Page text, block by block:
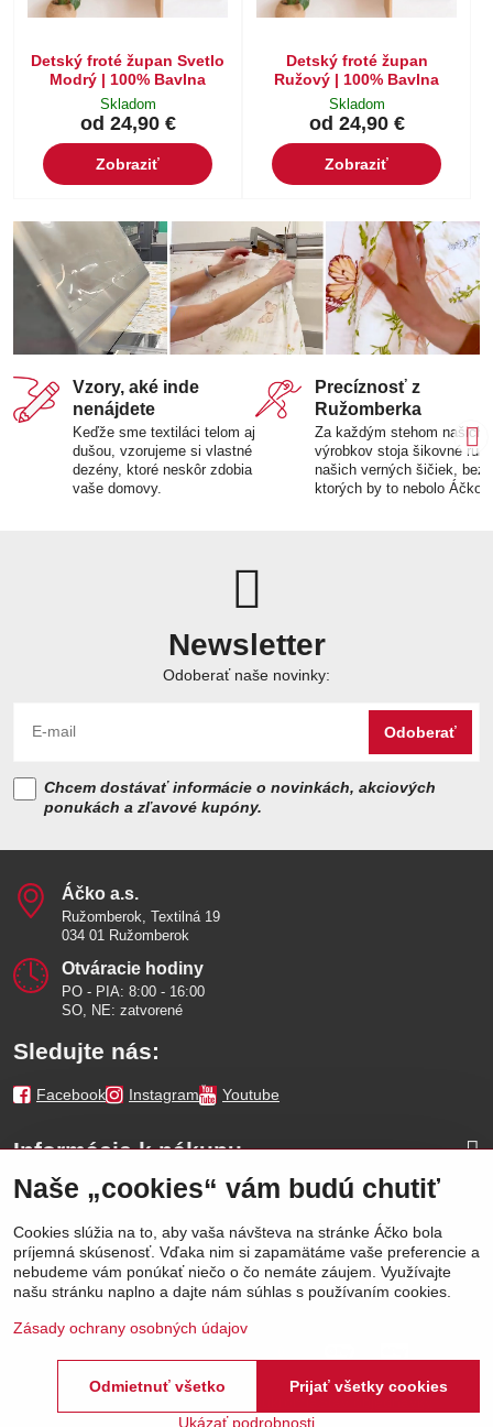
Detský froté župan Svetlo
Modrý | 100% Bavlna
Skladom
od 24,90 €
Zobraziť
Detský froté župan
Ružový | 100% Bavlna
Skladom
od 24,90 €
Zobraziť
Vzory, aké inde
nenájdete
Keďže sme textiláci telom aj
dušou, vzorujeme si vlastné
dezény, ktoré neskôr zdobia
vaše domovy.
Precíznosť z
Ružomberka
Za každým stehom našich
výrobkov stoja šikovné ruky
našich verných šičiek, bez
ktorých by to nebolo Áčko.
Newsletter
Odoberať naše novinky:
Odoberať
Chcem dostávať informácie o novinkách, akciových
ponukách a zľavové kupóny.
Áčko a​.s​.
Ružomberok, Textilná 19
034 01 Ružomberok
Otváracie hodiny
PO - PIA: 8:00 - 16:00
SO, NE: zatvorené
Sledujte nás:
Facebook Instagram Youtube
Informácie k nákupu
Naše značky
Výhody
Predvoľby súkromia
Stav objednávky
Naše „cookies“ vám budú chutiť
Cookies slúžia na to, aby vaša návšteva na stránke Áčko bola
príjemná skúsenosť. Vďaka nim si zapamätáme vaše preferencie a
nebudeme vám ponúkať niečo o čo nemáte záujem. Využívajte
našu stránku naplno a dajte nám súhlas s používaním cookies.
Zásady ochrany osobných údajov
Ukázať podrobnosti
Prijať všetky cookies
Odmietnuť všetko